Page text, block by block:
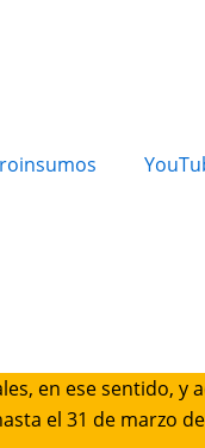
en ese sentido, y
el 31 de marzo